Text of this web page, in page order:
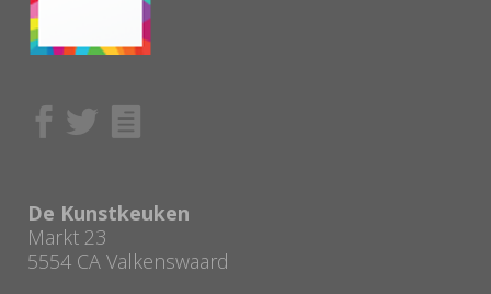
De Kunstkeuken
Markt 23
5554 CA Valkenswaard